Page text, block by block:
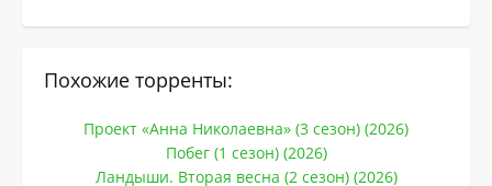
Похожие торренты:
Проект «Анна Николаевна» (3 сезон) (2026)
Побег (1 сезон) (2026)
Ландыши. Вторая весна (2 сезон) (2026)